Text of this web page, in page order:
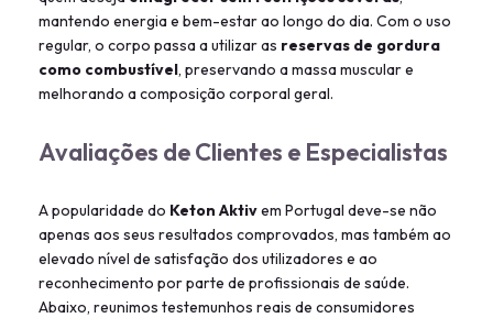
mantendo energia e bem-estar ao longo do dia. Com o uso
regular, o corpo passa a utilizar as reservas de gordura
como combustível, preservando a massa muscular e
melhorando a composição corporal geral.
Avaliações de Clientes e Especialistas
A popularidade do Keton Aktivem Portugal deve-se não
apenas aos seus resultados comprovados, mas também ao
elevado nível de satisfação dos utilizadores e ao
reconhecimento por parte de profissionais de saúde.
Abaixo, reunimos testemunhos reais de consumidores